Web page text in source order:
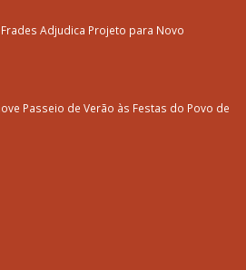
Adjudica Projeto para Novo
Passeio de Verão às Festas do Povo de